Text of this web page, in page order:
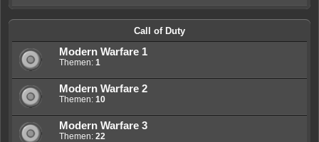
Call of Duty
Modern Warfare 1
Themen: 1
Modern Warfare 2
Themen: 10
Modern Warfare 3
Themen: 22